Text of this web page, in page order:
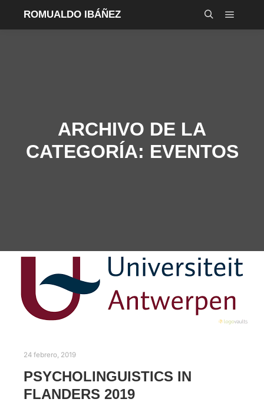
ROMUALDO IBÁÑEZ
BuscarMenú
ARCHIVO DE LA
CATEGORÍA: EVENTOS
24 febrero, 2019
PSYCHOLINGUISTICS IN
FLANDERS 2019